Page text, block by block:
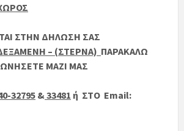
ΣΤΗΝ ΔΗΛΩΣΗ ΣΑΣ
– (ΣΤΕΡΝΑ) ΠΑΡΑΚΑΛΩ
ΜΑΖΙ ΜΑΣ
32795 &33481 ή ΣΤΟ Email: